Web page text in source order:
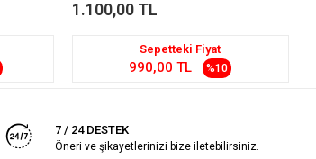
1.100,00 TL
Sepetteki Fiyat
990,00 TL %10
7 / 24 DESTEK
Öneri ve şikayetlerinizi bize iletebilirsiniz.